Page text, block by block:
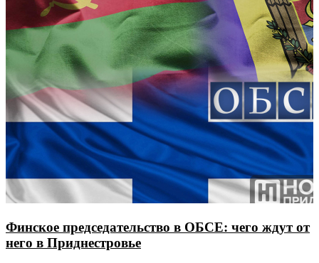
Финское председательство в ОБСЕ: чего ждут от
него в Приднестровье